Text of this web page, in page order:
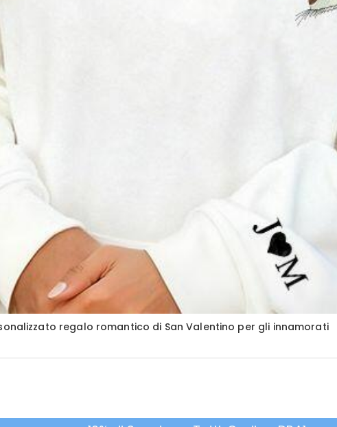
regalo romantico di San Valentino per gli innamorati